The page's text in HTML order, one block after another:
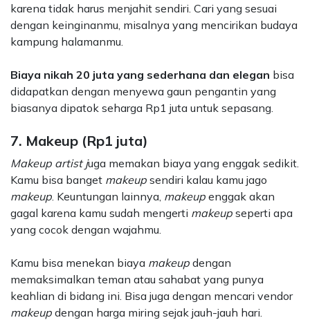
karena tidak harus menjahit sendiri. Cari yang sesuai
dengan keinginanmu, misalnya yang mencirikan budaya
kampung halamanmu.
Biaya nikah 20 juta yang sederhana dan elegan bisa
didapatkan dengan menyewa gaun pengantin yang
biasanya dipatok seharga Rp1 juta untuk sepasang.
7. Makeup (Rp1 juta)
Makeup artist juga memakan biaya yang enggak sedikit.
Kamu bisa banget makeup sendiri kalau kamu jago
makeup . Keuntungan lainnya, makeup enggak akan
gagal karena kamu sudah mengerti makeup seperti apa
yang cocok dengan wajahmu.
Kamu bisa menekan biaya makeup dengan
memaksimalkan teman atau sahabat yang punya
keahlian di bidang ini. Bisa juga dengan mencari vendor
makeup dengan harga miring sejak jauh-jauh hari.